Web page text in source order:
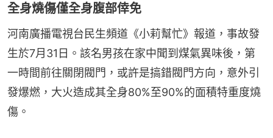
全身燒傷僅全身腹部倖免
河南廣播電視台民生頻道《小莉幫忙》報道，事故發
生於7月31日。該名男孩在家中聞到煤氣異味後，第
一時間前往關閉閥門，或許是搞錯閥門方向，意外引
發爆燃，大火造成其全身80%至90%的面積特重度燒
傷。